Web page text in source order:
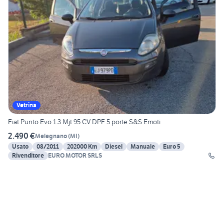
Vetrina
Fiat Punto Evo 1.3 Mjt 95 CV DPF 5 porte S&S Emoti
2.490 €Melegnano(MI)
Usato
08/2011 202000 Km Diesel Manuale
Euro 5
Rivenditore EURO MOTOR SRLS